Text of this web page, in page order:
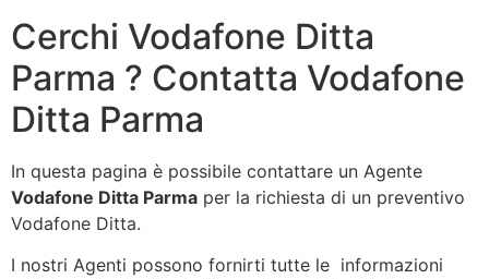
Cerchi Vodafone Ditta
Parma ? Contatta Vodafone
Ditta Parma
In questa pagina è possibile contattare un Agente
Vodafone Ditta Parma per la richiesta di un preventivo
Vodafone Ditta.
I nostri Agenti possono fornirti tutte le informazioni